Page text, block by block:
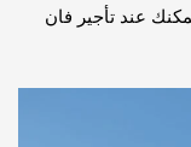
عند تأجير فان